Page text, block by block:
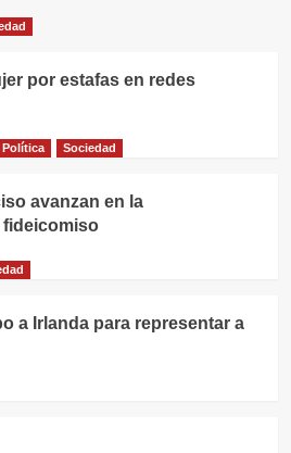
por estafas en redes
Política Sociedad
avanzan en la
a Irlanda para representar a